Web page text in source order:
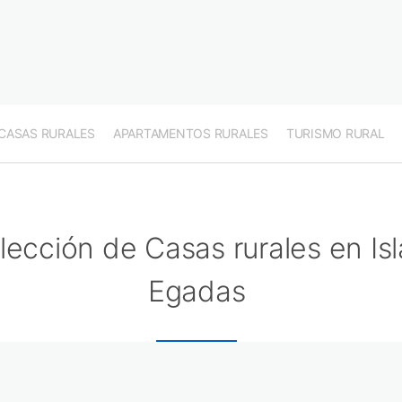
RURALES APARTAMENTOS RURALES TURISMO RURAL
de Casas rurales en
Egadas